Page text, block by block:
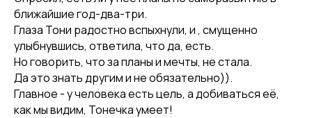
ближайшие год-два-три.
Глаза Тони радостно вспыхнули, и , смущенно
улыбнувшись, ответила, что да, есть.
Но говорить, что за планы и мечты, не стала.
Да это знать другим и не обязательно)).
Главное - у человека есть цель, а добиваться её,
как мы видим, Тонечка умеет!